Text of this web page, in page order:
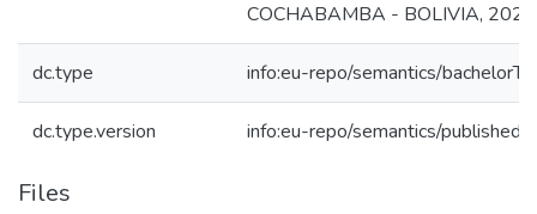
COCHABAMBA - BOLIVIA, 2026
dc.type info:eu-repo/semantics/
dc.type.version info:eu-repo/semantics/
Files